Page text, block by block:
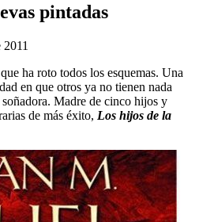
pintadas
ha roto todos los esquemas. Una
en que otros ya no tienen nada
Madre de cinco hijos y
de más éxito, Los hijos de la